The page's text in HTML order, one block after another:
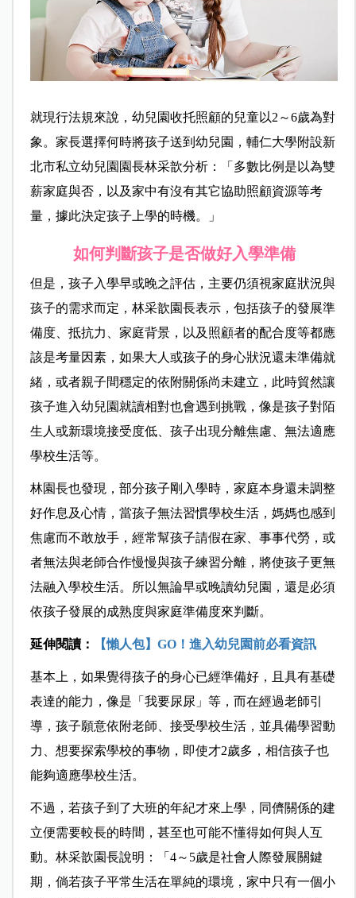
就現行法規來說，幼兒園收托照顧的兒童以2～6歲為對
象。家長選擇何時將孩子送到幼兒園，輔仁大學附設新
北市私立幼兒園園長林采歆分析：「多數比例是以為雙
薪家庭與否，以及家中有沒有其它協助照顧資源等考
量，據此決定孩子上學的時機。」
如何判斷孩子是否做好入學準備
但是，孩子入學早或晚之評估，主要仍須視家庭狀況與
孩子的需求而定，林采歆園長表示，包括孩子的發展準
備度、抵抗力、家庭背景，以及照顧者的配合度等都應
該是考量因素，如果大人或孩子的身心狀況還未準備就
緒，或者親子間穩定的依附關係尚未建立，此時貿然讓
孩子進入幼兒園就讀相對也會遇到挑戰，像是孩子對陌
生人或新環境接受度低、孩子出現分離焦慮、無法適應
學校生活等。
林園長也發現，部分孩子剛入學時，家庭本身還未調整
好作息及心情，當孩子無法習慣學校生活，媽媽也感到
焦慮而不敢放手，經常幫孩子請假在家、事事代勞，或
者無法與老師合作慢慢與孩子練習分離，將使孩子更無
法融入學校生活。所以無論早或晚讀幼兒園，還是必須
依孩子發展的成熟度與家庭準備度來判斷。
延伸閱讀： 【懶人包】GO！進入幼兒園前必看資訊
基本上，如果覺得孩子的身心已經準備好，且具有基礎
表達的能力，像是「我要尿尿」等，而在經過老師引
導，孩子願意依附老師、接受學校生活，並具備學習動
力、想要探索學校的事物，即使才2歲多，相信孩子也
能夠適應學校生活。
不過，若孩子到了大班的年紀才來上學，同儕關係的建
立便需要較長的時間，甚至也可能不懂得如何與人互
動。林采歆園長說明：「4～5歲是社會人際發展關鍵
期，倘若孩子平常生活在單純的環境，家中只有一個小